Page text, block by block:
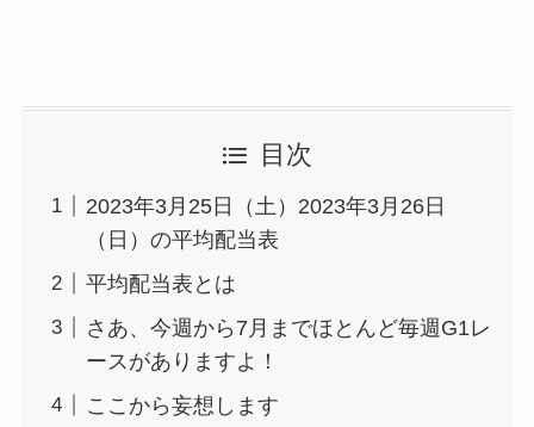
目次
2023年3月25日（土）2023年3月26日
（日）の平均配当表
平均配当表とは
さあ、今週から7月までほとんど毎週G1レ
ースがありますよ！
ここから妄想します